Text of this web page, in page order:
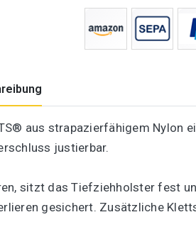
aus strapazierfähigem Nylon
justierbar.
sitzt das Tiefziehholster fest
gesichert. Zusätzliche